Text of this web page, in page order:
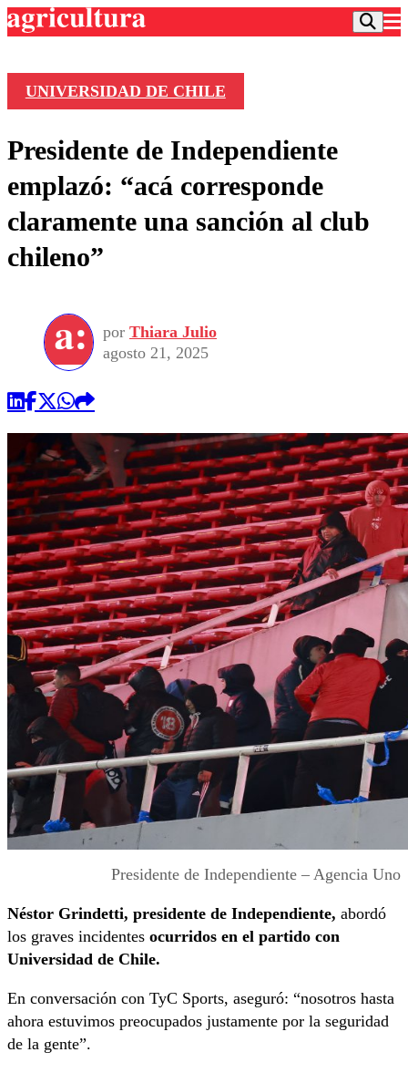
Frecuencias
Agricultura TV
Deportes
Colo Colo
Torneo Internacional
Torneo Nacional
Entretención
Internacional
Nacional
Programas
Comercial
UNIVERSIDAD DE CHILE
Presidente de Independiente
emplazó: “acá corresponde
claramente una sanción al club
chileno”
por Thiara Julio
agosto 21, 2025
Presidente de Independiente – Agencia Uno
Néstor Grindetti, presidente de Independiente, abordó
los graves incidentes ocurridos en el partido con
Universidad de Chile.
En conversación con TyC Sports, aseguró: “nosotros hasta
ahora estuvimos preocupados justamente por la seguridad
de la gente”.